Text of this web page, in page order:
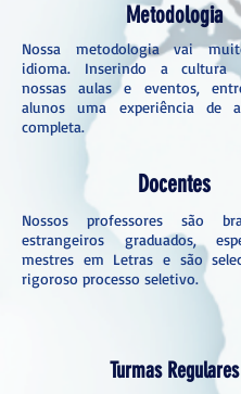
Metodologia
Nossa metodologia vai
idioma. Inserindo a cultura
nossas aulas e eventos,
alunos uma experiência de
completa.
Docentes
Nossos professores são
estrangeiros graduados,
mestres em Letras e são
rigoroso processo seletivo.
Turmas Regulares